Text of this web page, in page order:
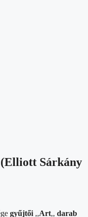
Sárkány
gyűjtői ,,Art,, darab